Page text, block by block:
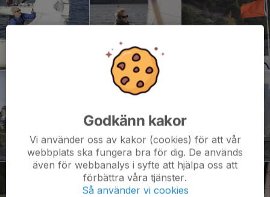
Godkänn kakor
Vi använder oss av kakor (cookies) för att vår
webbplats ska fungera bra för dig. De används
även för webbanalys i syfte att hjälpa oss att
förbättra våra tjänster.
Så använder vi cookies